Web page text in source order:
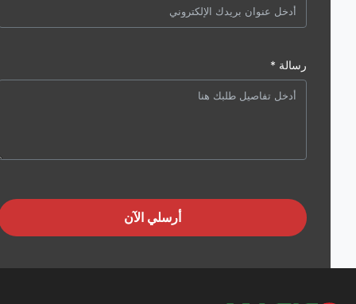
رسالة *
أرسلي الآن